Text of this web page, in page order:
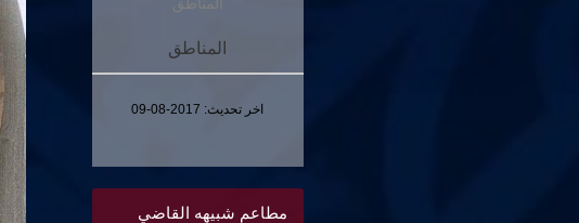
المناطق
اخر تحديث: 2017-08-09
مطاعم شبيهه القاضي